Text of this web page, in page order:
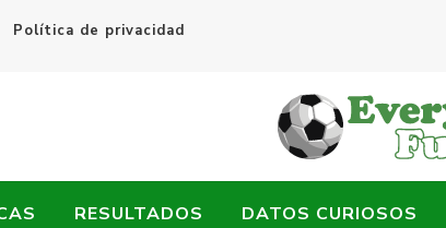
Política de privacidad
RESULTADOS DATOS CURIOSOS